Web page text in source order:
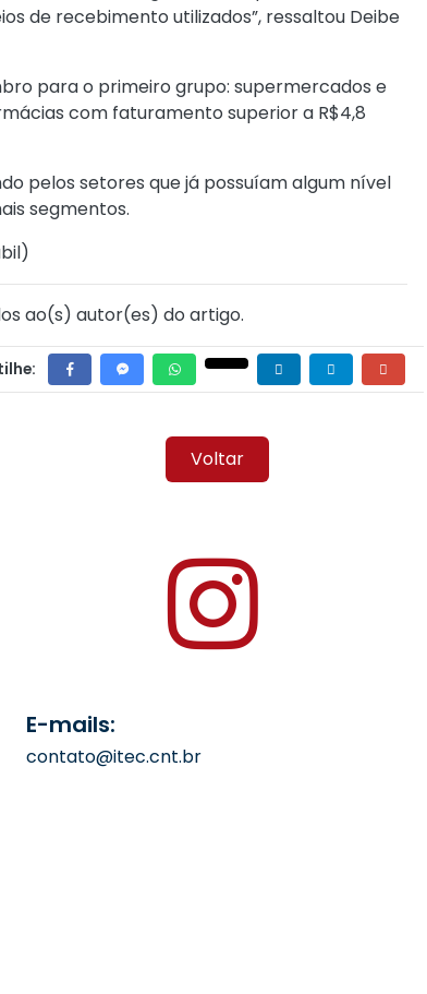
de recebimento utilizados”, ressaltou Deibe
para o primeiro grupo: supermercados e
com faturamento superior a R$4,8
pelos setores que já possuíam algum nível
segmentos.
)
ao(s) autor(es) do artigo.
Voltar
E-mails:
contato@itec.cnt.br